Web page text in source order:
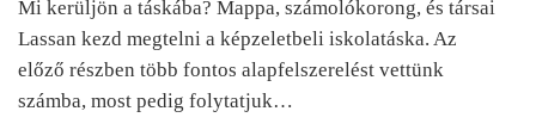
Mi kerüljön a táskába? Mappa, számolókorong, és társai
Lassan kezd megtelni a képzeletbeli iskolatáska. Az
előző részben több fontos alapfelszerelést vettünk
számba, most pedig folytatjuk…